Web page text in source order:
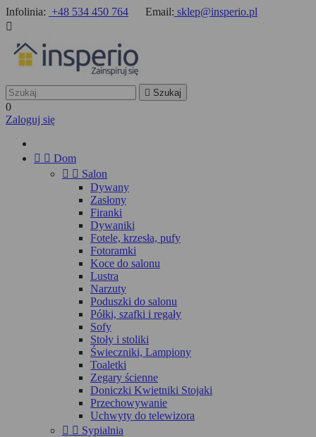
Infolinia: +48 534 450 764 Email: sklep@insperio.pl

 Szukaj
0
Zaloguj się
  Dom
  Salon
Dywany
Zasłony
Firanki
Dywaniki
Fotele, krzesła, pufy
Fotoramki
Koce do salonu
Lustra
Narzuty
Poduszki do salonu
Półki, szafki i regały
Sofy
Stoły i stoliki
Świeczniki, Lampiony
Toaletki
Zegary ścienne
Doniczki Kwietniki Stojaki
Przechowywanie
Uchwyty do telewizora
  Sypialnia